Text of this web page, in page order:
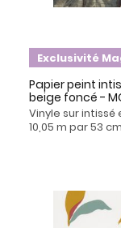
Exclusivité
Papier peint
beige foncé -
Vinyle sur intissé
10,05 m par 53